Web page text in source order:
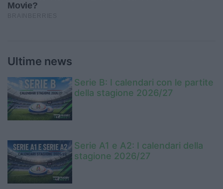
Ultime news
Serie B: I calendari con le partite
della stagione 2026/27
Serie A1 e A2: I calendari della
stagione 2026/27